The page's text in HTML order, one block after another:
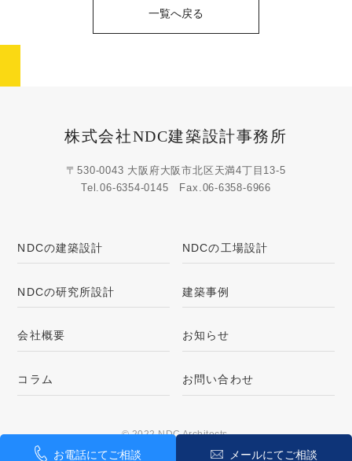
一覧へ戻る
株式会社NDC建築設計事務所
〒530-0043 大阪府大阪市北区天満4丁目13-5
Tel.06-6354-0145 Fax.06-6358-6966
NDCの建築設計 NDCの工場設計
NDCの研究所設計 建築事例
会社概要 お知らせ
コラム お問い合わせ
© 2022 NDC Architects.
お電話にてご相談 メールにてご相談